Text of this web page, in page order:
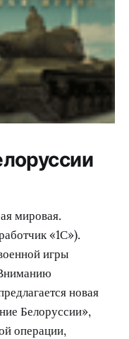
мировая.
«1С»).
игры
новая
Белоруссии»,
операции,